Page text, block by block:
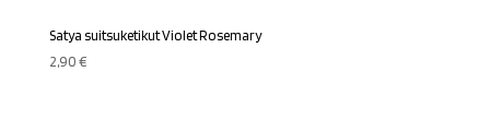
Satya suitsuketikut Violet Rosemary
2,90€